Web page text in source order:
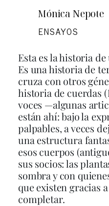
Mónica Nepote
ENSAYOS
Esta es la historia
Es una historia de
cruza con otros
historia de cuerdas
voces —algunas
están ahí: bajo la
palpables, a veces
una estructura
esos cuerpos
sus socios: las
sombra y con
que existen gracias
completar.